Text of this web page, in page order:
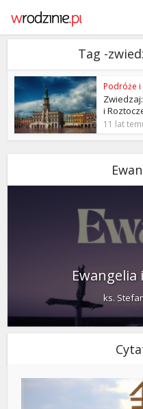
Tag -
Podróże i
i
11 lat
Ewangelia
ks.